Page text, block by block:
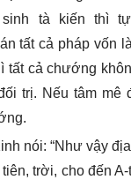
sinh tà kiến thì
tất cả pháp vốn
tất cả chướng
trị. Nếu tâm mê
nói: “Như vậy
trời, cho đến